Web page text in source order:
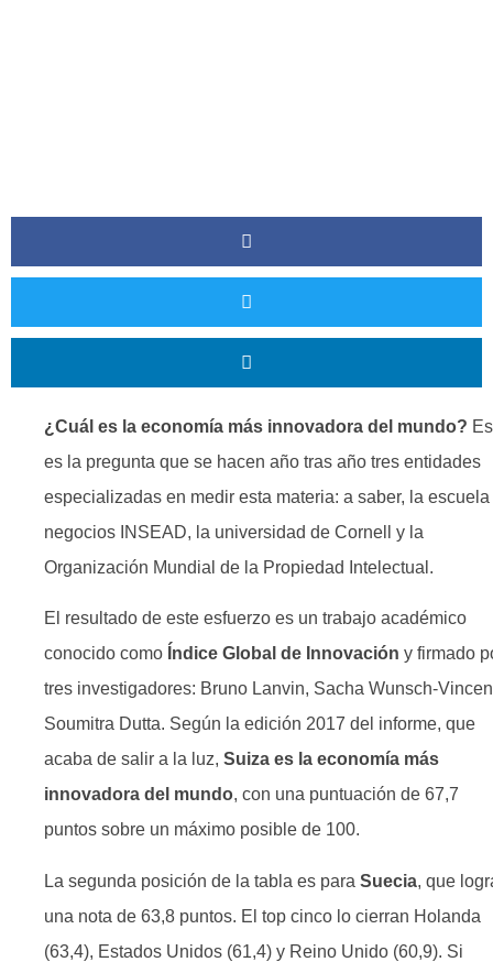
¿Cuál es la economía más innovadora del mundo?
es la pregunta que se hacen año tras año tres entidades
especializadas en medir esta materia: a saber, la escuela
negocios INSEAD, la universidad de Cornell y la
Organización Mundial de la Propiedad Intelectual.
El resultado de este esfuerzo es un trabajo académico
conocido como Índice Global de Innovación y firmado
tres investigadores: Bruno Lanvin, Sacha Wunsch-
Soumitra Dutta. Según la edición 2017 del informe, que
acaba de salir a la luz, Suiza es la economía más
innovadora del mundo, con una puntuación de 67,7
puntos sobre un máximo posible de 100.
La segunda posición de la tabla es para Suecia, que
una nota de 63,8 puntos. El top cinco lo cierran Holanda
(63,4), Estados Unidos (61,4) y Reino Unido (60,9). Si